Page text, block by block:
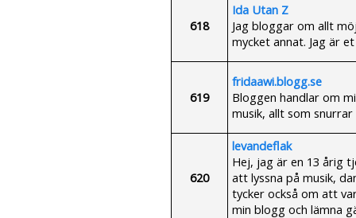
618
Ida Utan Z
Jag bloggar om allt
mycket annat. Jag är
619
fridaawi.blogg.se
Bloggen handlar om
musik, allt som
620
levandeflak
Hej, jag är en 13 årig
att lyssna på musik,
tycker också om att
min blogg och lämna